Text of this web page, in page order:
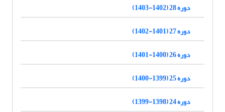
دوره 28 (1402-1403)
دوره 27 (1401-1402)
دوره 26 (1400-1401)
دوره 25 (1399-1400)
دوره 24 (1398-1399)